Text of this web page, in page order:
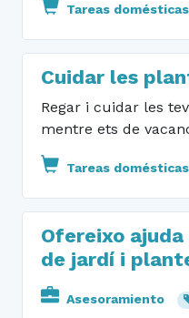
Tareas domésticas
Cuidar les
Regar i cuidar les
mentre ets de
Tareas domésticas
Ofereixo
de jardí i
Asesoramiento